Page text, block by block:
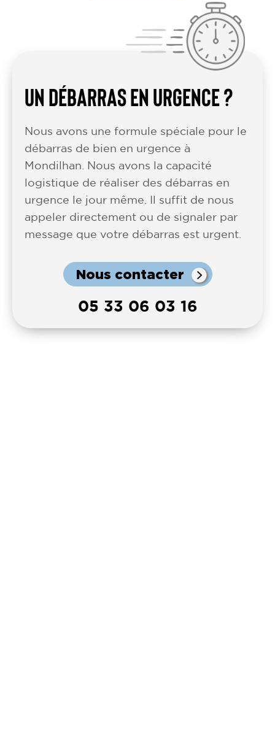
UN DÉBARRAS EN URGENCE ?
Nous avons une formule spéciale pour le
débarras de bien en urgence à
Mondilhan. Nous avons la capacité
logistique de réaliser des débarras en
urgence le jour même. Il suffit de nous
appeler directement ou de signaler par
message que votre débarras est urgent.
Nous contacter
05 33 06 03 16